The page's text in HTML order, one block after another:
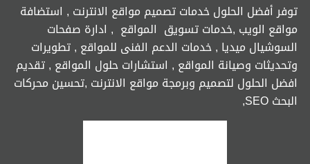
توفر أفضل الحلول خدمات تصميم مواقع الانترنت , استضافة
مواقع الويب ,خدمات تسويق المواقع , ادارة صفحات
السوشيال ميديا , خدمات الدعم الفنى للمواقع , تطويرات
وتحديثات وصيانة المواقع , استشارات حلول المواقع , تقديم
افضل الحلول لتصميم وبرمجة مواقع الانترنت ,تحسين محركات
البحث SEO,